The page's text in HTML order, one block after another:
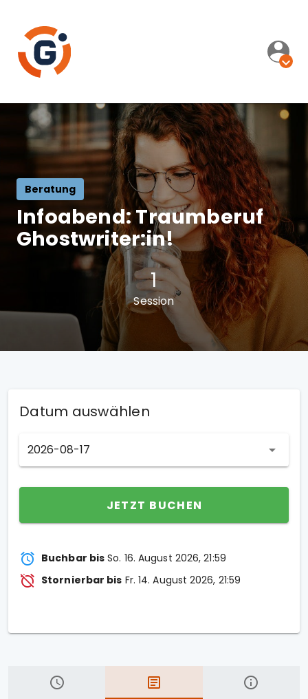
Beratung
Infoabend: Traumberuf
Ghostwriter:in!
1
Session
Datum auswählen
2026-08-17
JETZT BUCHEN
Buchbar bis So. 16. August 2026, 21:59
Stornierbar bis Fr. 14. August 2026, 21:59